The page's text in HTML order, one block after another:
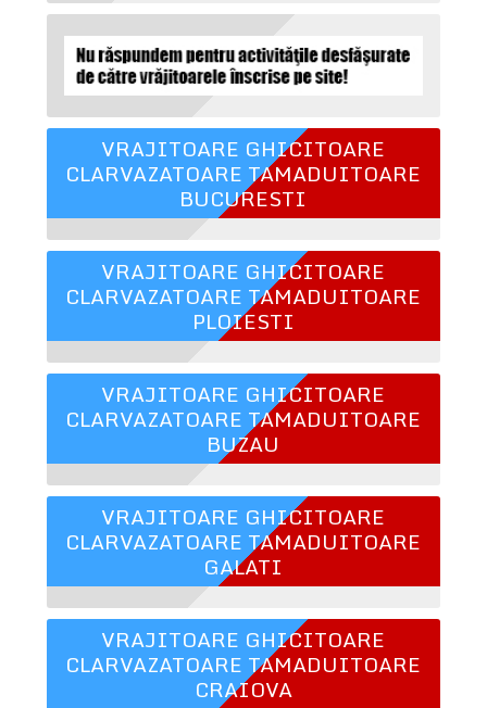
VRAJITOARE GHICITOARE
CLARVAZATOARE TAMADUITOARE
BUCURESTI
VRAJITOARE GHICITOARE
CLARVAZATOARE TAMADUITOARE
PLOIESTI
VRAJITOARE GHICITOARE
CLARVAZATOARE TAMADUITOARE
BUZAU
VRAJITOARE GHICITOARE
CLARVAZATOARE TAMADUITOARE
GALATI
VRAJITOARE GHICITOARE
CLARVAZATOARE TAMADUITOARE
CRAIOVA